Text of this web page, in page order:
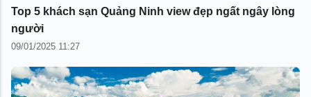
Top 5 khách sạn Quảng Ninh view đẹp ngất ngây lòng
người
09/01/2025 11:27